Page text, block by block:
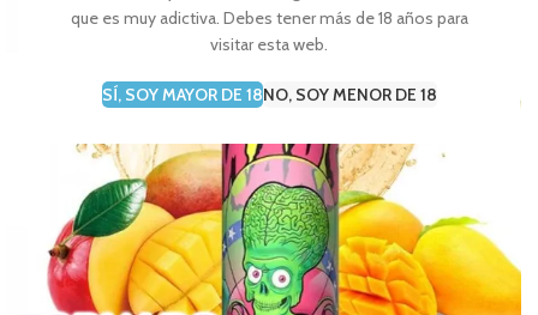
que es muy adictiva. Debes tener más de 18 años para
visitar esta web.
SÍ, SOY MAYOR DE 18NO, SOY MENOR DE 18